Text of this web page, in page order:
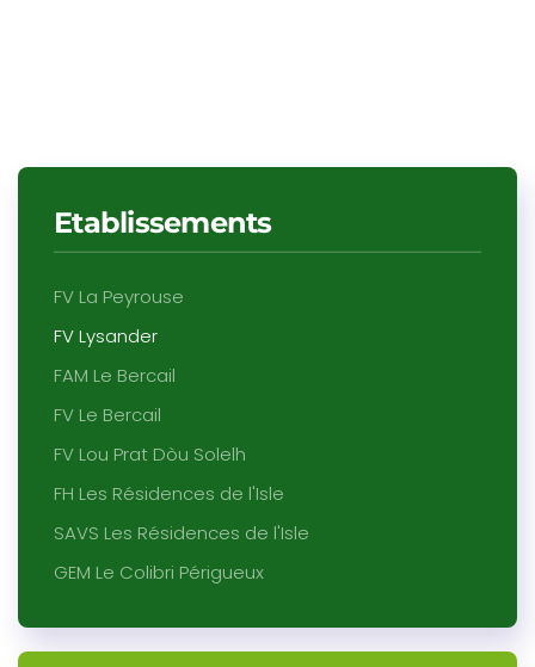
Etablissements
FV La Peyrouse
FV Lysander
FAM Le Bercail
FV Le Bercail
FV Lou Prat Dòu Solelh
FH Les Résidences de l'Isle
SAVS Les Résidences de l'Isle
GEM Le Colibri Périgueux